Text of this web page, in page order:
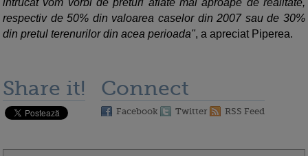
intrucat vom vorbi de preturi aflate mai aproape de realitate,
respectiv de 50% din valoarea caselor din 2007 sau de 30%
din pretul terenurilor din acea perioada", a apreciat Piperea.
Share it! Connect
Facebook Twitter RSS Feed